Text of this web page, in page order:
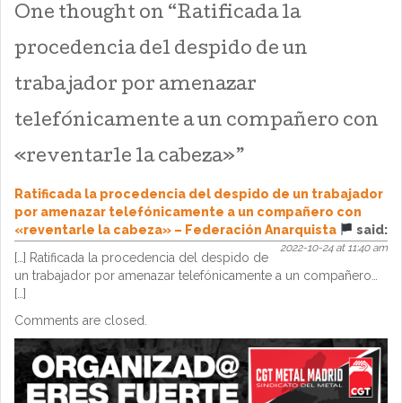
One thought on “Ratificada la
procedencia del despido de un
trabajador por amenazar
telefónicamente a un compañero con
«reventarle la cabeza»”
Ratificada la procedencia del despido de un trabajador
por amenazar telefónicamente a un compañero con
«reventarle la cabeza» – Federación Anarquista
said:
2022-10-24 at 11:40 am
[…] Ratificada la procedencia del despido de
un trabajador por amenazar telefónicamente a un compañero…
[…]
Comments are closed.